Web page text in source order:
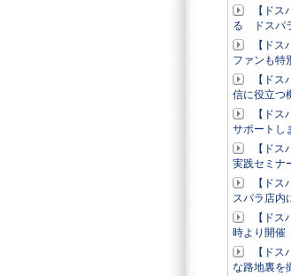
【ド
る ドスパ
【ド
ファンも特
【ド
信に役立つ
【ド
サポートし
【ド
実践セミ
【ド
スパラ店内
【ド
時より開
【ド
な路地裏